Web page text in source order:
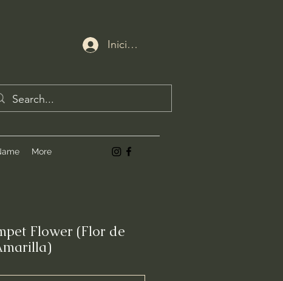
Iniciar sesión
More
Flower (Flor de